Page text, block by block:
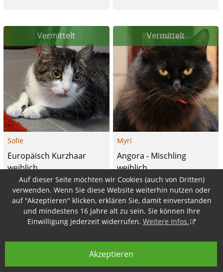
Vermittelt
Sofie
Europäisch Kurzhaar
weiblich
Vermittelt
Vermittelt
Myri
Angora - Mischling
weiblich
Vermittelt
Auf dieser Seite möchten wir Cookies (auch von Dritten)
verwenden. Wenn Sie diese Website weiterhin nutzen oder
auf "Akzeptieren" klicken, erklären Sie, damit einverstanden
und mindestens 16 Jahre alt zu sein. Sie können Ihre
Einwilligung jederzeit widerrufen. Weitere Infos.
Akzeptieren